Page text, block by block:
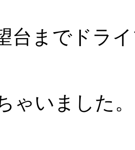
台までドラ
ゃいました。